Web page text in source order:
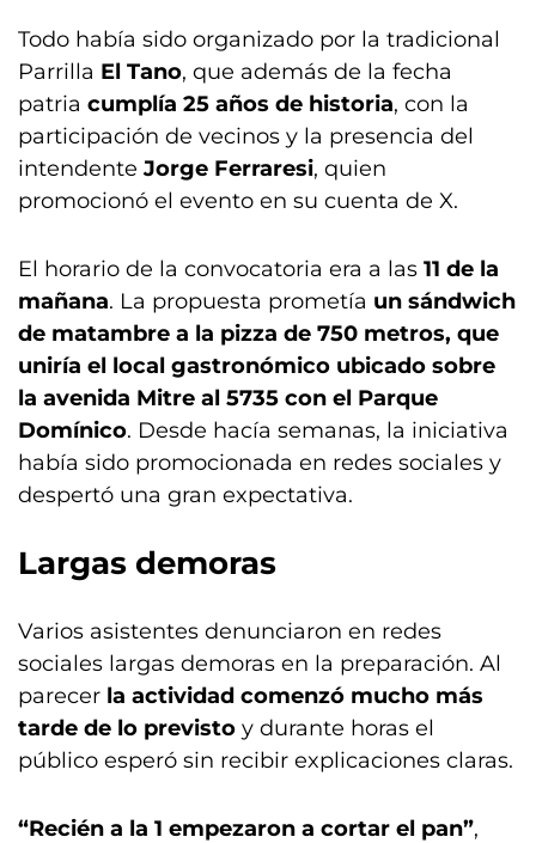
Todo había sido organizado por la tradicional
Parrilla El Tano, que además de la fecha
patria cumplía 25 años de historia, con la
participación de vecinos y la presencia del
intendente Jorge Ferraresi, quien
promocionó el evento en su cuenta de X.
El horario de la convocatoria era a las 11 de la
mañana. La propuesta prometía un sándwich
de matambre a la pizza de 750 metros, que
uniría el local gastronómico ubicado sobre
la avenida Mitre al 5735 con el Parque
Domínico. Desde hacía semanas, la iniciativa
había sido promocionada en redes sociales y
despertó una gran expectativa.
Largas demoras
Varios asistentes denunciaron en redes
sociales largas demoras en la preparación. Al
parecer la actividad comenzó mucho más
tarde de lo previsto y durante horas el
público esperó sin recibir explicaciones claras.
“Recién a la 1 empezaron a cortar el pan”,